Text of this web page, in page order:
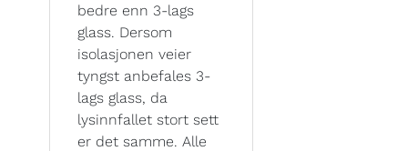
bedre enn 3-lags
glass. Dersom
isolasjonen veier
tyngst anbefales 3-
lags glass, da
lysinnfallet stort sett
er det samme. Alle